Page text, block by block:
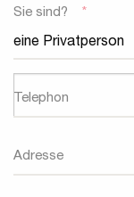
Sie sind? *
Telephon
Adresse